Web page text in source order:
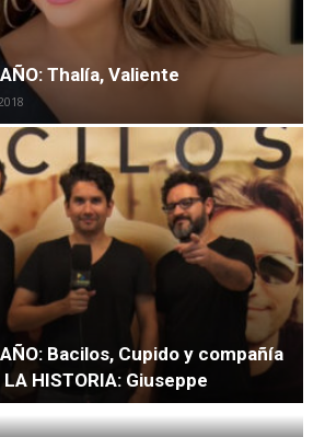
Thalía, Valiente
AÑO: Bacilos, Cupido y compañía
LA HISTORIA: Giuseppe